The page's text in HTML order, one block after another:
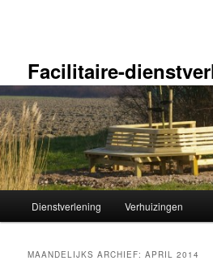
inhoud
inhoudFacilitaire-
Dienstverlening Verhuizingen
MAANDELIJKS ARCHIEF:APRIL 2014